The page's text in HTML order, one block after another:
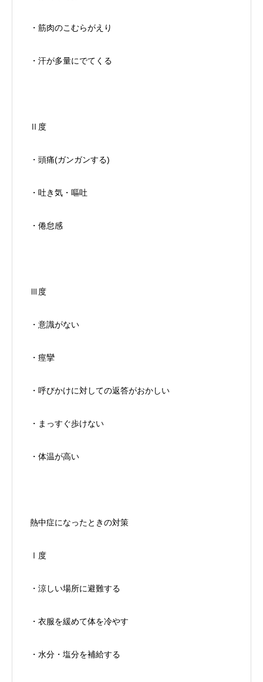
・筋肉のこむらがえり
・汗が多量にでてくる
Ⅱ度
・頭痛(ガンガンする)
・吐き気・嘔吐
・倦怠感
Ⅲ度
・意識がない
・痙攣
・呼びかけに対しての返答がおかしい
・まっすぐ歩けない
・体温が高い
熱中症になったときの対策
Ⅰ度
・涼しい場所に避難する
・衣服を緩めて体を冷やす
・水分・塩分を補給する